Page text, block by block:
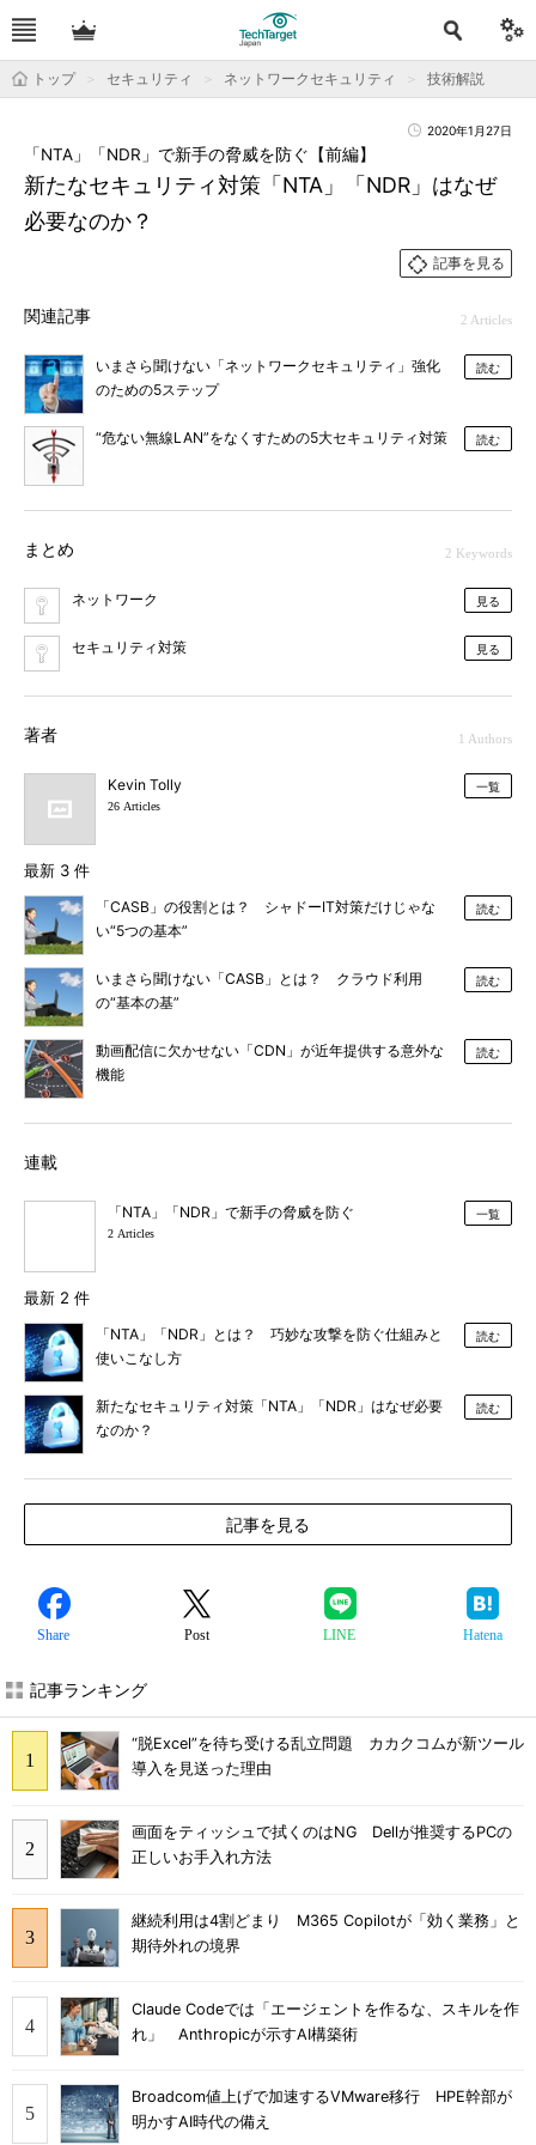
トップ セキュリティ ネットワークセキュリティ 技術解説
2020年1月27日
新たなセキュリティ対策「NTA」「NDR」はなぜ
必要なのか？
「NTA」「NDR」で新手の脅威を防ぐ【前編】
記事を見る
関連記事 2 Articles
いまさら聞けない「ネットワークセキュリティ」強化
のための5ステップ
読む
“危ない無線LAN”をなくすための5大セキュリティ対策 読む
まとめ 2 Keywords
ネットワーク 見る
セキュリティ対策 見る
著者 1 Authors
Kevin Tolly
26 Articles
一覧
最新 3 件
「CASB」の役割とは？ シャドーIT対策だけじゃな
い“5つの基本”
読む
いまさら聞けない「CASB」とは？ クラウド利用
の“基本の基”
読む
動画配信に欠かせない「CDN」が近年提供する意外な
機能
読む
連載
「NTA」「NDR」で新手の脅威を防ぐ
2 Articles
一覧
最新 2 件
「NTA」「NDR」とは？ 巧妙な攻撃を防ぐ仕組みと
使いこなし方
読む
新たなセキュリティ対策「NTA」「NDR」はなぜ必要
なのか？
読む
記事を見る
Share Post LINE Hatena
記事ランキング
“脱Excel”を待ち受ける乱立問題 カカクコムが新ツール
導入を見送った理由
画面をティッシュで拭くのはNG Dellが推奨するPCの
正しいお手入れ方法
継続利用は4割どまり M365 Copilotが「効く業務」と
期待外れの境界
Claude Codeでは「エージェントを作るな、スキルを作
れ」 Anthropicが示すAI構築術
Broadcom値上げで加速するVMware移行 HPE幹部が
明かすAI時代の備え